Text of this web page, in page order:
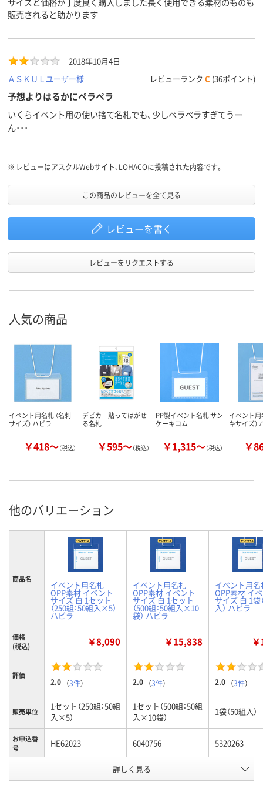
販売されると助かります
2018年10月4日
ＡＳＫＵＬユーザー様
レビューランク C (36ポイント)
予想よりはるかにペラペラ
いくらイベント用の使い捨て名札でも、少しペラペラすぎてうー
ん・・・
※ レビューはアスクルWebサイト、LOHACOに投稿された内容です。
この商品のレビューを全て見る
レビューを書く
レビューをリクエストする
人気の商品
イベント用名札 （名刺
サイズ） ハピラ
￥418～（税込）
デビカ 貼ってはがせ
る名札
￥595～（税込）
PP製イベント名札 サン
ケーキコム
￥1,315～（税込）
イベント用
キサイズ）
￥
他のバリエーション
商品名
イベント用名札
OPP素材 イベント
サイズ 白 1セット
（250組：50組入×5）
ハピラ
イベント用名札
OPP素材 イベント
サイズ 白 1セット
（500組：50組入×10
袋） ハピラ
イベント用名
OPP素材 イ
サイズ 白 1袋
入） ハピラ
価格
(税込)
￥8,090 ￥15,838
評価
2.0 （3件） 2.0 （3件） 2.0 （3件）
販売単位
1セット（250組：50組
入×5）
1セット（500組：50組
入×10袋）
1袋（50組入）
お申込番
号
HE62023 6040756 5320263
4点
詳しく見る